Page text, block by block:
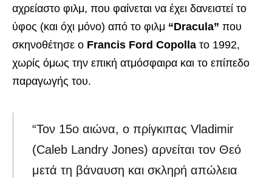
αχρείαστο φιλμ, που φαίνεται να έχει δανειστεί το
ύφος (και όχι μόνο) από το φιλμ “Dracula” που
σκηνοθέτησε ο Francis Ford Copolla το 1992,
χωρίς όμως την επική ατμόσφαιρα και το επίπεδο
παραγωγής του.
“Τον 15ο αιώνα, ο πρίγκιπας Vladimir
(Caleb Landry Jones) αρνείται τον Θεό
μετά τη βάναυση και σκληρή απώλεια